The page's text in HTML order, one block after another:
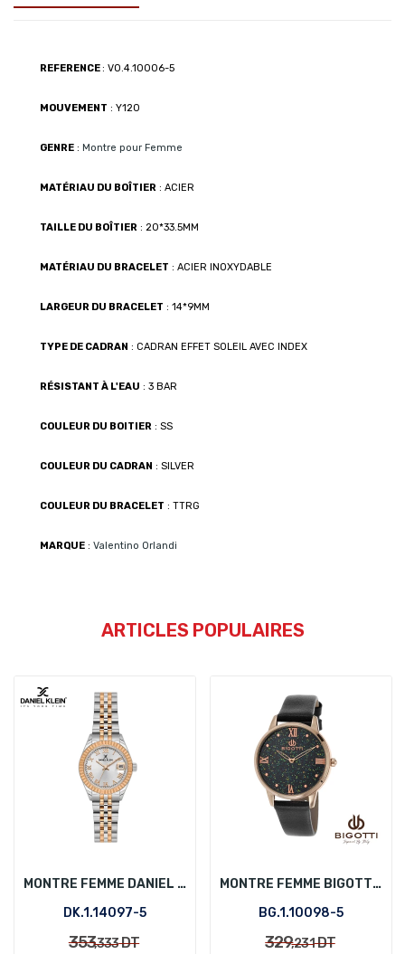
REFERENCE : VO.4.10006-5
MOUVEMENT : Y120
GENRE : Montre pour Femme
MATÉRIAU DU BOÎTIER : ACIER
TAILLE DU BOÎTIER : 20*33.5MM
MATÉRIAU DU BRACELET : ACIER INOXYDABLE
LARGEUR DU BRACELET : 14*9MM
TYPE DE CADRAN : CADRAN EFFET SOLEIL AVEC INDEX
RÉSISTANT À L'EAU : 3 BAR
COULEUR DU BOITIER : SS
COULEUR DU CADRAN : SILVER
COULEUR DU BRACELET : TTRG
MARQUE : Valentino Orlandi
ARTICLES POPULAIRES
MONTRE FEMME DANIEL KLEIN DK.1.14097-5
DK.1.14097-5
353,333DT
MONTRE FEMME BIGOTTI BG.1.10098-5
BG.1.10098-5
329,231DT